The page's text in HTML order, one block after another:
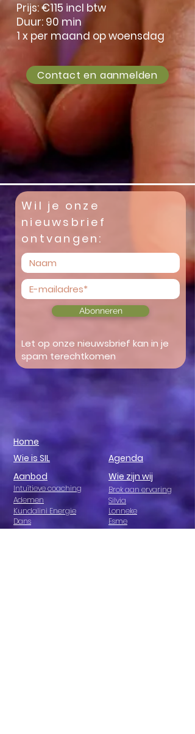
Prijs: €115 incl btw
Duur: 90 min
1 x per maand op woensdag
Contact en aanmelden
Wil je onze
nieuwsbrief
ontvangen:
Abonneren
Let op onze nieuwsbrief kan in je
spam terechtkomen
Wie zijn wij
Wie is SIL
Aanbod
Agenda
Silvia
Lonneke
Esme
Rebecca
Ademen
Intuïtieve coaching
Kundalini Energie
Dans
Brok aan ervaring
Home
Yoga Nidra